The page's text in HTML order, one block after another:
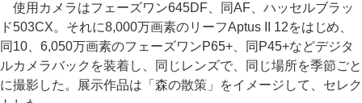
使用カメラはフェーズワン645DF、同AF、ハッセルブラッ
ド503CX。それに8,000万画素のリーフAptus II 12をはじめ、
同10、6,050万画素のフェーズワンP65+、同P45+などデジタ
ルカメラバックを装着し、同じレンズで、同じ場所を季節ごと
に撮影した。展示作品は「森の散策」をイメージして、セレク